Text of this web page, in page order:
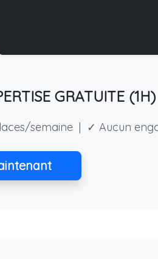
GRATUITE (1H)
semaine | ✓ Aucun